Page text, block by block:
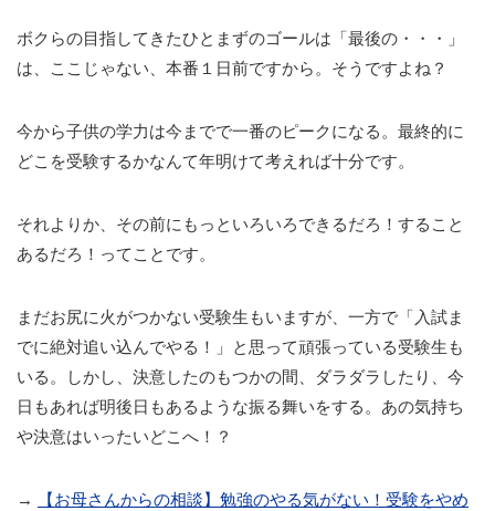
ボクらの目指してきたひとまずのゴールは「最後の・・・」
は、ここじゃない、本番１日前ですから。そうですよね？
今から子供の学力は今までで一番のピークになる。最終的に
どこを受験するかなんて年明けて考えれば十分です。
それよりか、その前にもっといろいろできるだろ！すること
あるだろ！ってことです。
まだお尻に火がつかない受験生もいますが、一方で「入試ま
でに絶対追い込んでやる！」と思って頑張っている受験生も
いる。しかし、決意したのもつかの間、ダラダラしたり、今
日もあれば明後日もあるような振る舞いをする。あの気持ち
や決意はいったいどこへ！？
→ 【お母さんからの相談】勉強のやる気がない！受験をやめ